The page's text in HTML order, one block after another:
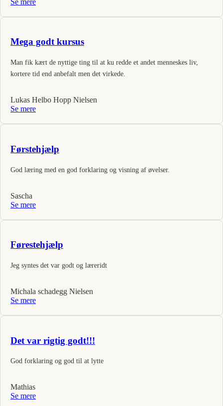
Mega godt kursus
Man fik kært de nyttige ting til at ku redde et andet menneskes liv,
kortere tid end anbefalt men det virkede.
Lukas Helbo Hopp Nielsen
Se mere
Førstehjælp
God læring med en god forklaring og visning af øvelser.
Sascha
Se mere
Førestehjælp
Jeg syntes det var godt og læreridt
Michala schadegg Nielsen
Se mere
Det var rigtig godt!!!
God forklaring og god til at lytte
Mathias
Se mere